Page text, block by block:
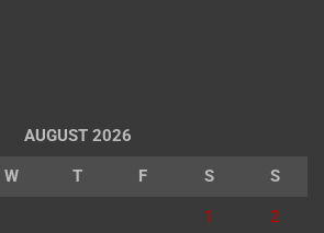
AUGUST 2026
W T F S S
1 2